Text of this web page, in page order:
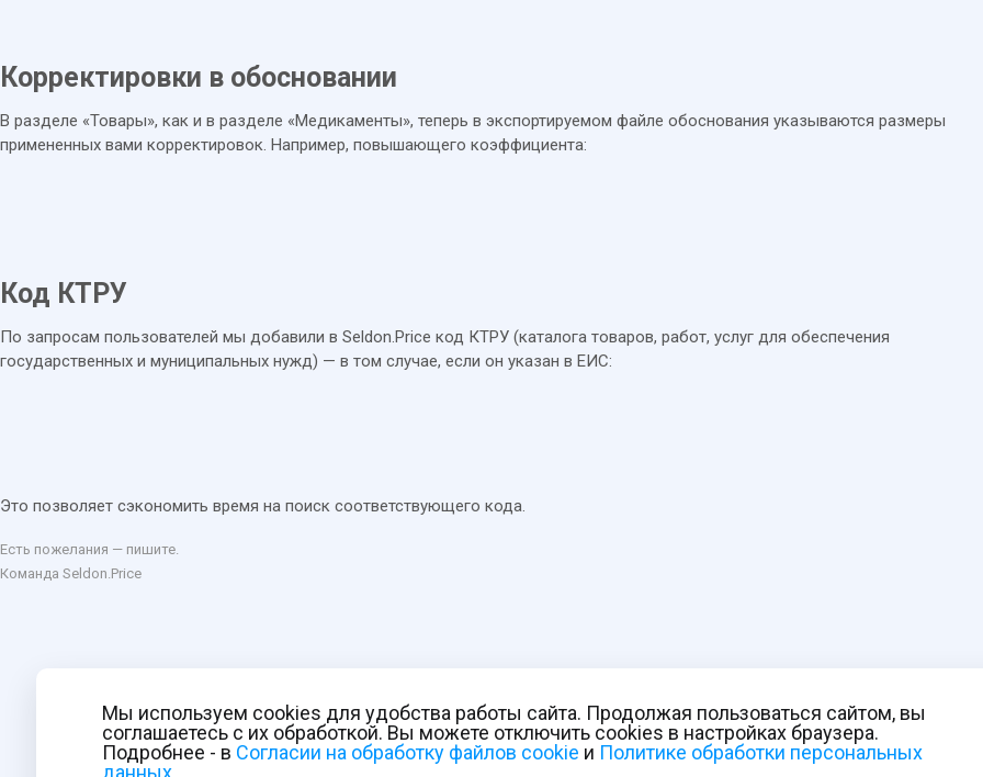
Корректировки в обосновании
В разделе «Товары», как и в разделе «Медикаменты», теперь в экспортируемом файле обоснования указываются размеры
примененных вами корректировок. Например, повышающего коэффициента:
Код КТРУ
По запросам пользователей мы добавили в Seldon.Price код КТРУ (каталога товаров, работ, услуг для обеспечения
государственных и муниципальных нужд) — в том случае, если он указан в ЕИС:
Это позволяет сэкономить время на поиск соответствующего кода.
Есть пожелания — пишите.
Команда Seldon.Price